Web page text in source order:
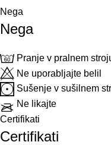
Nega
Nega
Pranje v pralnem
Ne uporabljajte belil
Sušenje v sušilnem
Ne likajte
Certifikati
Certifikati